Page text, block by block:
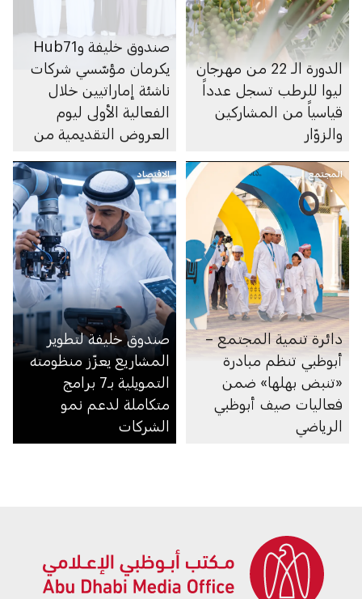
الدورة الـ 22 من مهرجان
ليوا للرطب تسجل عدداً
قياسياً من المشاركين
والزوّار
صندوق خليفة وHub71
يكرمان مؤسّسي شركات
ناشئة إماراتيين خلال
الفعالية الأولى ليوم
العروض التقديمية من
المجتمع
دائرة تنمية المجتمع –
أبوظبي تنظم مبادرة
«تنبض بهلها» ضمن
فعاليات صيف أبوظبي
الرياضي
الاقتصاد
صندوق خليفة لتطوير
المشاريع يعزّز منظومته
التمويلية بـ7 برامج
متكاملة لدعم نمو
الشركات